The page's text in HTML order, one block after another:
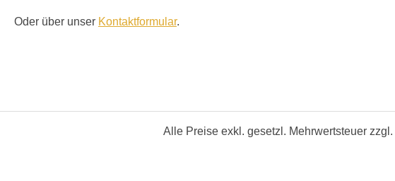
Oder über unser Kontaktformular.
Alle Preise exkl. gesetzl. Mehrwertsteuer zzgl.